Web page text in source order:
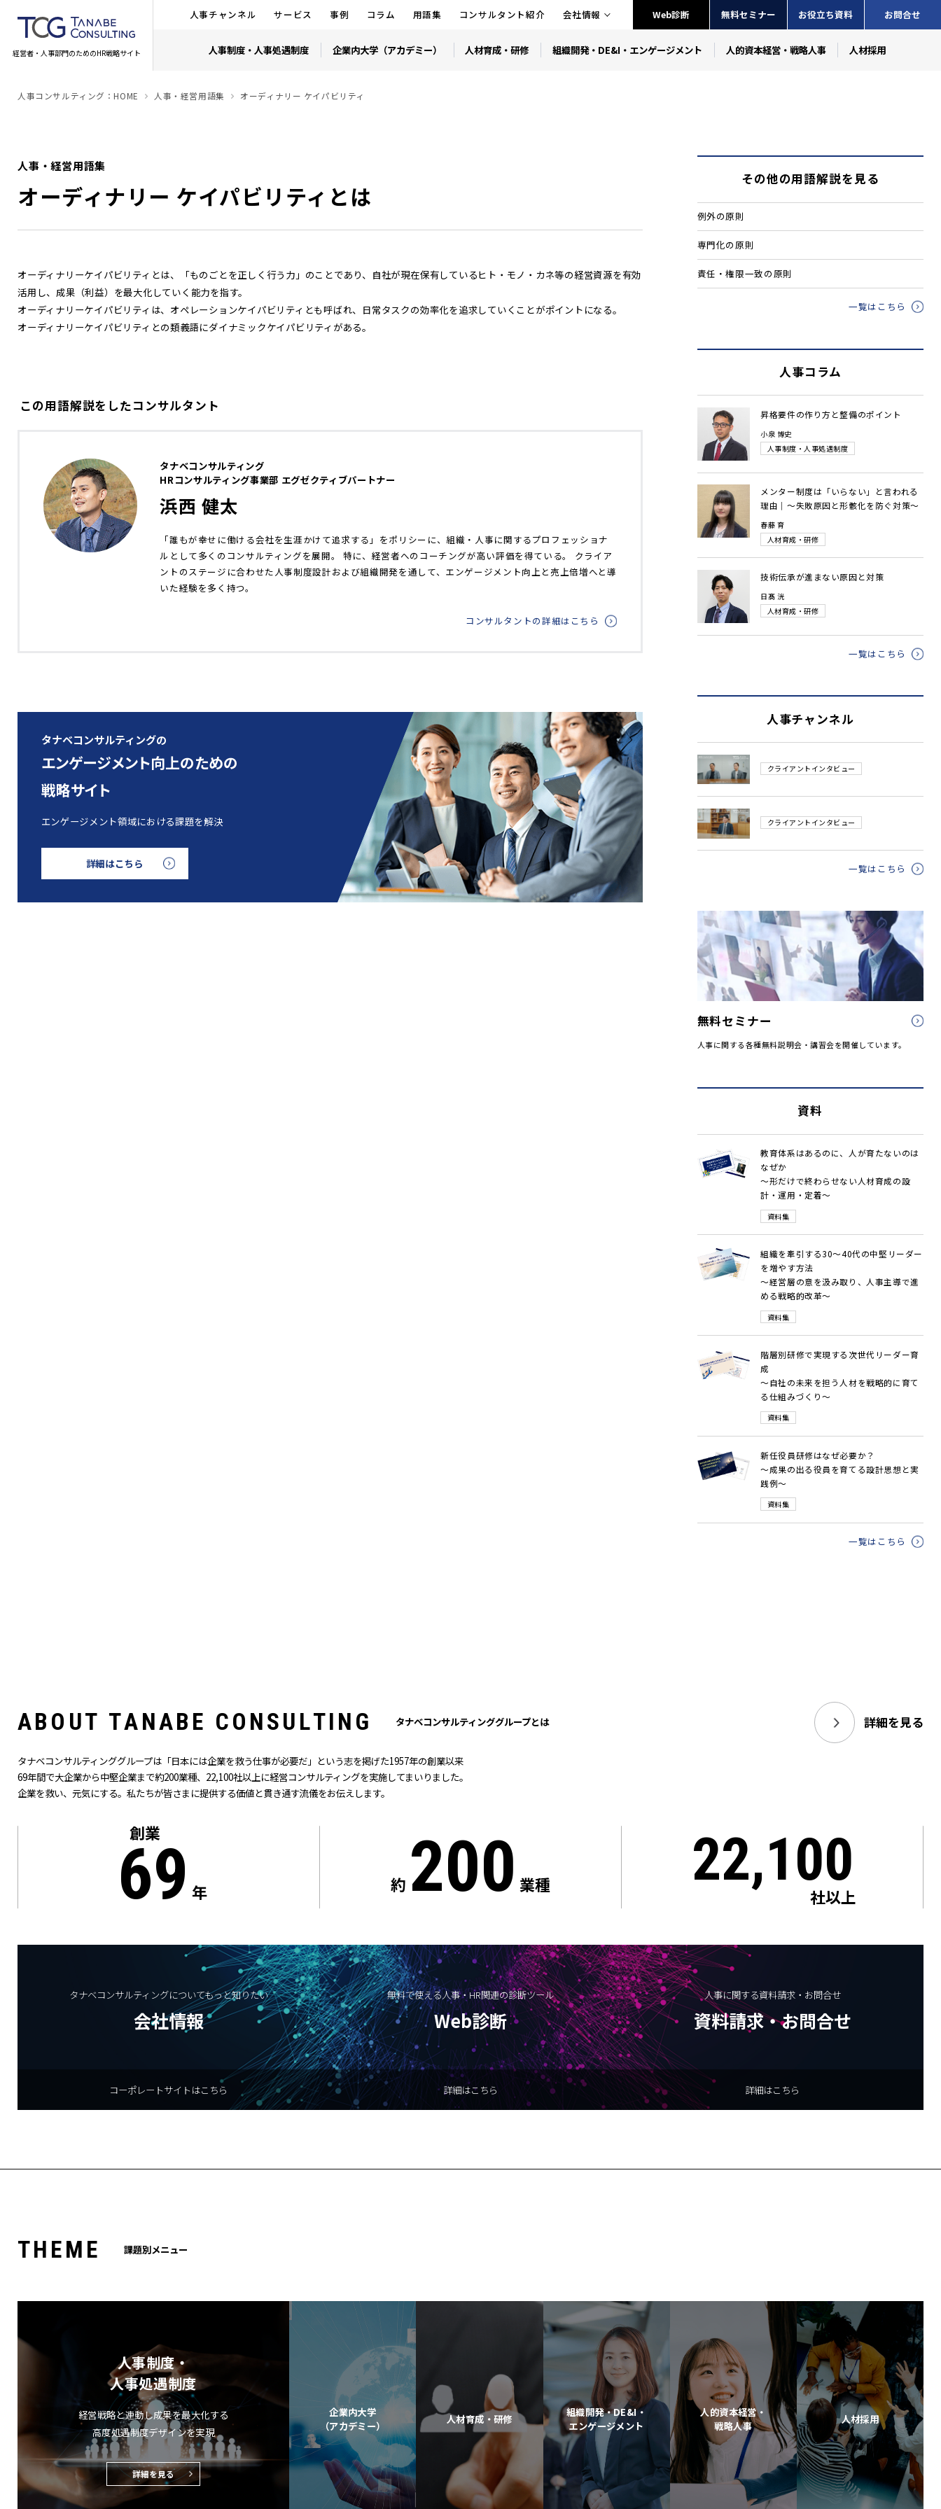
経営者・人事部門のためのHR戦略サイト
人事チャンネル サービス 事例 コラム 用語集 コンサルタント紹介 会社情報 Web診断 無料セミナー お役立ち資料 お問合せ
人事制度・人事処遇制度 企業内大学（アカデミー） 人材育成・研修 組織開発・DE&I・エンゲージメント 人的資本経営・戦略人事 人材採用
人事コンサルティング：HOME 人事・経営用語集 オーディナリー ケイパビリティ
人事・経営用語集
オーディナリー ケイパビリティとは
オーディナリーケイパビリティとは、「ものごとを正しく行う力」のことであり、自社が現在保有しているヒト・モノ・カネ等の経営資源を有効
活用し、成果（利益）を最大化していく能力を指す。
オーディナリーケイパビリティは、オペレーションケイパビリティとも呼ばれ、日常タスクの効率化を追求していくことがポイントになる。
オーディナリーケイパビリティとの類義語にダイナミックケイパビリティがある。
この用語解説をしたコンサルタント
タナベコンサルティング
HRコンサルティング事業部 エグゼクティブパートナー
浜西 健太
「誰もが幸せに働ける会社を生涯かけて追求する」をポリシーに、組織・人事に関するプロフェッショナ
ルとして多くのコンサルティングを展開。 特に、経営者へのコーチングが高い評価を得ている。 クライア
ントのステージに合わせた人事制度設計および組織開発を通して、エンゲージメント向上と売上倍増へと導
いた経験を多く持つ。
コンサルタントの詳細はこちら
タナベコンサルティングの
エンゲージメント向上のための
戦略サイト
エンゲージメント領域における課題を解決
詳細はこちら
その他の用語解説を見る
例外の原則
専門化の原則
責任・権限一致の原則
一覧はこちら
人事コラム
昇格要件の作り方と整備のポイント
小泉 博史
人事制度・人事処遇制度
メンター制度は「いらない」と言われる
理由｜～失敗原因と形骸化を防ぐ対策～
春藤 育
人材育成・研修
技術伝承が進まない原因と対策
日髙 洸
人材育成・研修
一覧はこちら
人事チャンネル
クライアントインタビュー
クライアントインタビュー
一覧はこちら
無料セミナー
人事に関する各種無料説明会・講習会を開催しています。
資料
教育体系はあるのに、人が育たないのは
なぜか
～形だけで終わらせない人材育成の設
計・運用・定着～
資料集
組織を牽引する30～40代の中堅リーダー
を増やす方法
～経営層の意を汲み取り、人事主導で進
める戦略的改革～
資料集
階層別研修で実現する次世代リーダー育
成
～自社の未来を担う人材を戦略的に育て
る仕組みづくり～
資料集
新任役員研修はなぜ必要か？
～成果の出る役員を育てる設計思想と実
践例～
資料集
一覧はこちら
AB O UT TANAB E CO NSU LTI N G タナベコンサルティンググループとは 詳細を見る
タナベコンサルティンググループは「日本には企業を救う仕事が必要だ」という志を掲げた1957年の創業以来
69年間で大企業から中堅企業まで約200業種、22,100社以上に経営コンサルティングを実施してまいりました。
企業を救い、元気にする。私たちが皆さまに提供する価値と貫き通す流儀をお伝えします。
創業
69 年 約 200 業種 22,100
社以上
タナベコンサルティングについてもっと知りたい
会社情報
コーポレートサイトはこちら
無料で使える人事・HR関連の診断ツール
Web診断
詳細はこちら
人事に関する資料請求・お問合せ
資料請求・お問合せ
詳細はこちら
TH EM E 課題別メニュー
人事制度・
人事処遇制度
経営戦略と連動し成果を最大化する
高度処遇制度デザインを実現
詳細を見る
企業内大学
（アカデミー）
人材育成・研修
組織開発・DE&I・
エンゲージメント
人的資本経営・
戦略人事
人材採用